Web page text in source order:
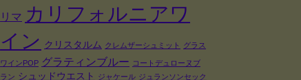
リマ カリフォルニアワ
イン クリスタルム クレムザーシュミット グラス
ワインPOP グラティンブルー コートデュローヌブ
ラン シュッドウエスト ジャケール ジュランソンセック